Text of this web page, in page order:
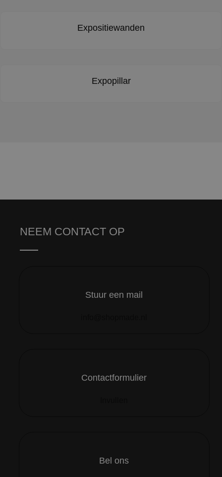
Expositiewanden
Expopillar
NEEM CONTACT OP
Stuur een mail
Contactformulier
Bel ons